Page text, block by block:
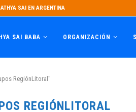
SAI EN ARGENTINA
SAI BABA ORGANIZACIÓN
RegiónLitoral"
REGIÓNLITORAL